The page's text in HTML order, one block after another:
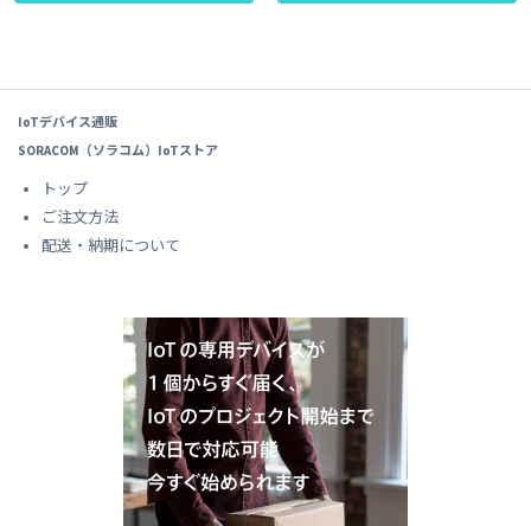
IoTデバイス通販
SORACOM（ソラコム）IoTストア
トップ
ご注文方法
配送・納期について